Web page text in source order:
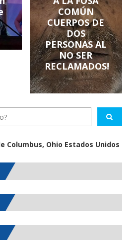
COMÚN
CUERPOS DE
DOS
PERSONAS AL
NO SER
RECLAMADOS!
Columbus, Ohio Estados Unidos